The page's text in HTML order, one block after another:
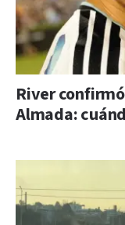
River
Almada: